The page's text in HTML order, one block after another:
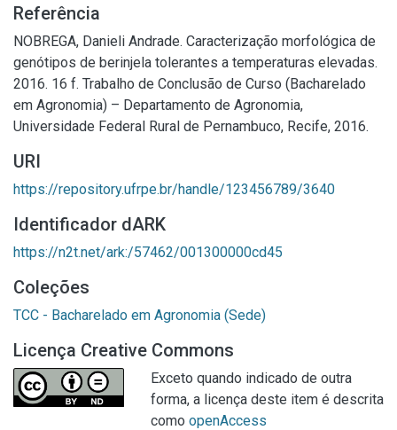
Referência
NOBREGA, Danieli Andrade. Caracterização morfológica de
genótipos de berinjela tolerantes a temperaturas elevadas.
2016. 16 f. Trabalho de Conclusão de Curso (Bacharelado
em Agronomia) – Departamento de Agronomia,
Universidade Federal Rural de Pernambuco, Recife, 2016.
URI
https://repository.ufrpe.br/handle/123456789/3640
Identificador dARK
https://n2t.net/ark:/57462/001300000cd45
Coleções
TCC - Bacharelado em Agronomia (Sede)
Licença Creative Commons
Exceto quando indicado de outra
forma, a licença deste item é descrita
como openAccess